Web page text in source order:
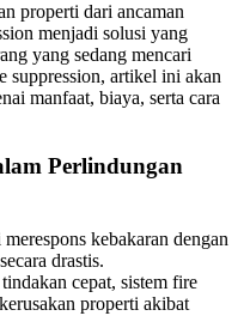
properti dari ancaman
menjadi solusi yang
yang sedang mencari
suppression, artikel ini akan
manfaat, biaya, serta cara
Perlindungan
kebakaran dengan
drastis.
cepat, sistem fire
properti akibat